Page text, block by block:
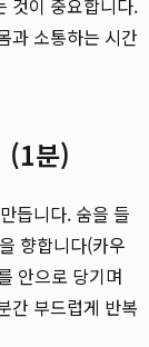
과 소통하는 시간
(1분)
듭니다. 숨을 들
향합니다(카우
안으로 당기며
간 부드럽게 반복